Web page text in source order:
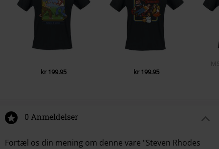
kr 199.95 kr 199.95
0 Anmeldelser
Fortæl os din mening om denne vare "Steven Rhodes